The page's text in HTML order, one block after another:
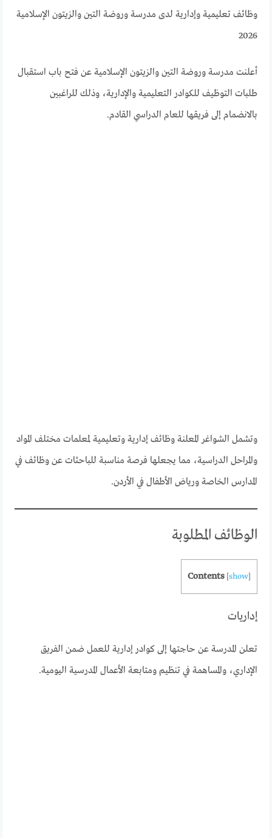
وظائف تعليمية وإدارية لدى مدرسة وروضة التين والزيتون الإسلامية
2026
أعلنت مدرسة وروضة التين والزيتون الإسلامية عن فتح باب استقبال
طلبات التوظيف للكوادر التعليمية والإدارية، وذلك للراغبين
بالانضمام إلى فريقها للعام الدراسي القادم.
وتشمل الشواغر المعلنة وظائف إدارية وتعليمية لمعلمات مختلف المواد
والمراحل الدراسية، مما يجعلها فرصة مناسبة للباحثات عن وظائف في
المدارس الخاصة ورياض الأطفال في الأردن.
الوظائف المطلوبة
Contents [show]
إداريات
تعلن المدرسة عن حاجتها إلى كوادر إدارية للعمل ضمن الفريق
الإداري، والمساهمة في تنظيم ومتابعة الأعمال المدرسية اليومية.